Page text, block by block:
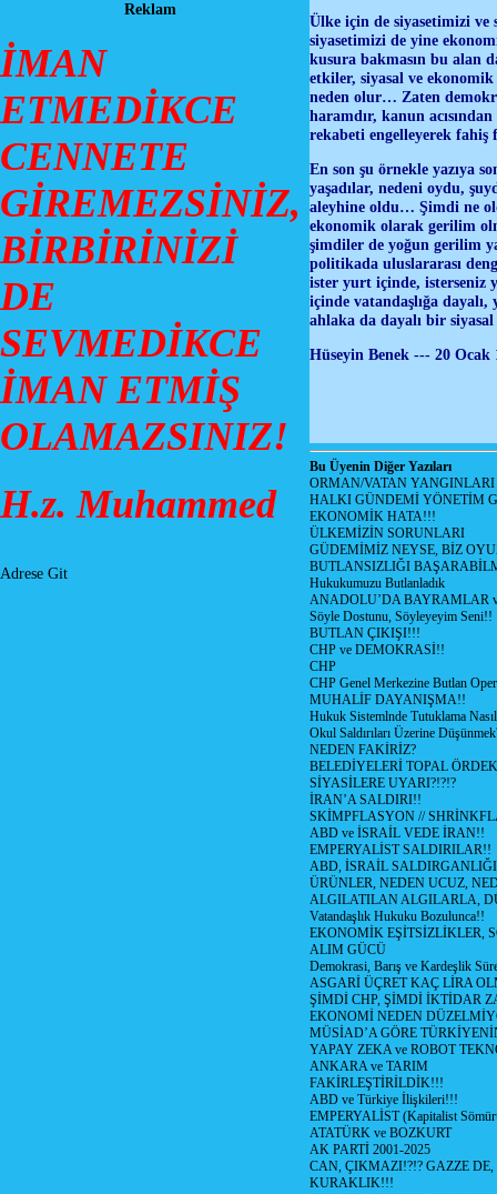
Reklam
İMAN
ETMEDİKCE
CENNETE
GİREMEZSİNİZ,
BİRBİRİNİZİ
DE
SEVMEDİKCE
İMAN ETMİŞ
OLAMAZSINIZ!
H.z. Muhammed
Adrese Git
Ülke için de siyasetimizi ve
siyasetimizi de yine
kusura bakmasın bu alan
etkiler, siyasal ve
neden olur… Zaten
haramdır, kanun
rekabeti engelleyerek
En son şu örnekle yazıya
yaşadılar, nedeni oydu,
aleyhine oldu… Şimdi ne
ekonomik olarak gerilim
şimdiler de yoğun gerilim
politikada uluslararası
ister yurt içinde, isterseniz
içinde vatandaşlığa dayalı,
ahlaka da dayalı bir
Hüseyin Benek --- 20
Bu Üyenin Diğer Yazıları
ORMAN/VATAN
HALKI GÜNDEMİ YÖNETİM
EKONOMİK HATA!!!
ÜLKEMİZİN SORUNLARI
GÜDEMİMİZ NEYSE, BİZ
BUTLANSIZLIĞI
Hukukumuzu Butlanladık
ANADOLU’DA BAYRAMLAR
Söyle Dostunu, Söyleyeyim Seni!!
BUTLAN ÇIKIŞI!!!
CHP ve DEMOKRASİ!!
CHP
CHP Genel Merkezine Butlan
MUHALİF DAYANIŞMA!!
Hukuk Sistemlnde Tutuklama
Okul Saldırıları Üzerine
NEDEN FAKİRİZ?
BELEDİYELERİ TOPAL
SİYASİLERE UYARI?!?!?
İRAN’A SALDIRI!!
SKİMPFLASYON //
ABD ve İSRAİL VEDE İRAN!!
EMPERYALİST SALDIRILAR!!
ABD, İSRAİL SALDIRGANLIĞI
ÜRÜNLER, NEDEN UCUZ,
ALGILATILAN ALGILARLA,
Vatandaşlık Hukuku Bozulunca!!
EKONOMİK EŞİTSİZLİKLER,
ALIM GÜCÜ
Demokrasi, Barış ve Kardeşlik
ASGARİ ÜÇRET KAÇ LİRA
ŞİMDİ CHP, ŞİMDİ İKTİDAR
EKONOMİ NEDEN
MÜSİAD’A GÖRE
YAPAY ZEKA ve ROBOT
ANKARA ve TARIM
FAKİRLEŞTİRİLDİK!!!
ABD ve Türkiye İlişkileri!!!
EMPERYALİST (Kapitalist
ATATÜRK ve BOZKURT
AK PARTİ 2001-2025
CAN, ÇIKMAZI!?!? GAZZE
KURAKLIK!!!